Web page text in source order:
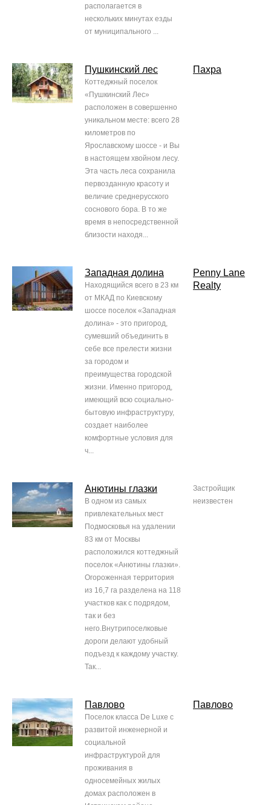
располагается в
нескольких минутах езды
от муниципального ...
Пушкинский лес
Коттеджный поселок
«Пушкинский Лес»
расположен в совершенно
уникальном месте: всего 28
километров по
Ярославскому шоссе - и Вы
в настоящем хвойном лесу.
Эта часть леса сохранила
первозданную красоту и
величие среднерусского
соснового бора. В то же
время в непосредственной
близости находя...
Пахра
Западная долина
Находящийся всего в 23 км
от МКАД по Киевскому
шоссе поселок «Западная
долина» - это пригород,
сумевший объединить в
себе все прелести жизни
за городом и
преимущества городской
жизни. Именно пригород,
имеющий всю социально-
бытовую инфраструктуру,
создает наиболее
комфортные условия для
ч...
Penny Lane
Realty
Анютины глазки
В одном из самых
привлекательных мест
Подмосковья на удалении
83 км от Москвы
расположился коттеджный
поселок «Анютины глазки».
Огороженная территория
из 16,7 га разделена на 118
участков как с подрядом,
так и без
него.Внутрипоселковые
дороги делают удобный
подъезд к каждому участку.
Так...
Застройщик
неизвестен
Павлово
Поселок класса De Luxe с
развитой инженерной и
социальной
инфраструктурой для
проживания в
односемейных жилых
домах расположен в
Павлово